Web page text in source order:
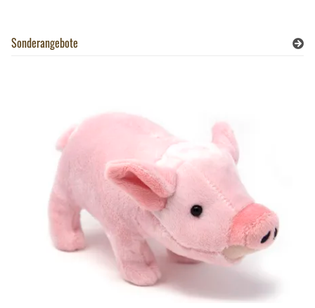
Sonderangebote